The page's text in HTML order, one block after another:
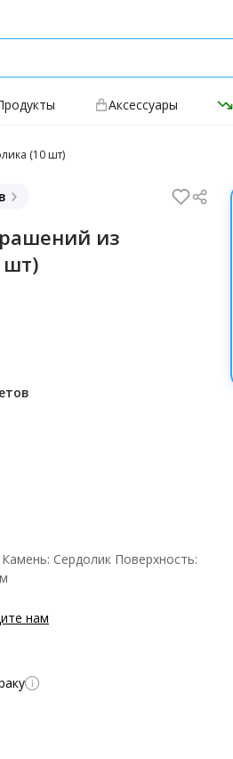
Аксессуары
(10 шт)
из
шт)
Сердолик Поверхность:
нам